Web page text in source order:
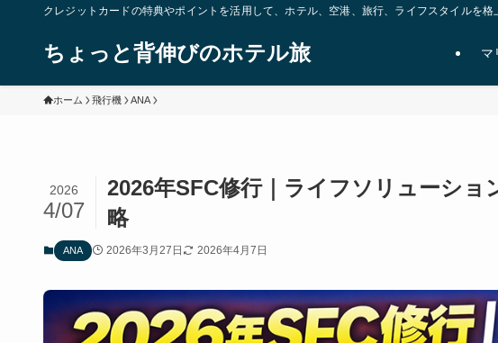
クレジットカードの特典やポイントを活用して、ホテル、空港、旅行、ライフスタイルを格
ちょっと背伸びのホテル旅 マ
ホーム 飛行機 ANA
2026年SFC修行｜ライフソリューシ
略
2026
4/07
ANA 2026年3月27日 2026年4月7日